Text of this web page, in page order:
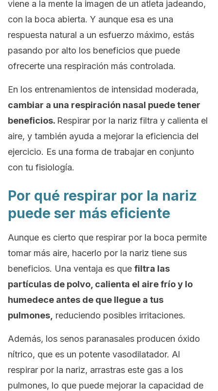
viene a la mente la imagen de un atleta jadeando,
con la boca abierta. Y aunque esa es una
respuesta natural a un esfuerzo máximo, estás
pasando por alto los beneficios que puede
ofrecerte una respiración más controlada.
En los entrenamientos de intensidad moderada,
cambiar a una respiración nasal puede tener
beneficios. Respirar por la nariz filtra y calienta el
aire, y también ayuda a mejorar la eficiencia del
ejercicio. Es una forma de trabajar en conjunto
con tu fisiología.
Por qué respirar por la nariz
puede ser más eficiente
Aunque es cierto que respirar por la boca permite
tomar más aire, hacerlo por la nariz tiene sus
beneficios. Una ventaja es que filtra las
partículas de polvo, calienta el aire frío y lo
humedece antes de que llegue a tus
pulmones, reduciendo posibles irritaciones.
Además, los senos paranasales producen óxido
nítrico, que es un potente vasodilatador. Al
respirar por la nariz, arrastras este gas a los
pulmones, lo que puede mejorar la capacidad de